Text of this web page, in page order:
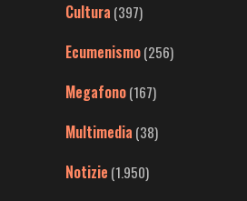
Cultura (397)
Ecumenismo(256)
Megafono(167)
Multimedia (38)
Notizie (1.950)